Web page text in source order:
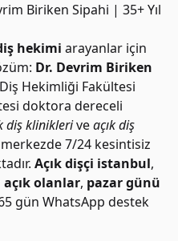
Biriken Sipahi | 35+ Yıl
hekimi arayanlar için
Dr. Devrim Biriken
Hekimliği Fakültesi
doktora dereceli
diş klinikleriveaçık diş
7/24 kesintisiz
Açık dişçi istanbul,
olanlar, pazar günü
gün WhatsApp destek